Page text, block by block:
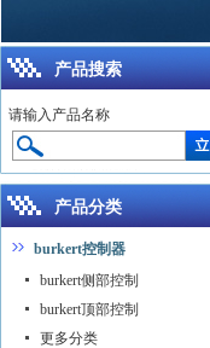
产品搜索
请输入产品名称
产品分类
burkert控制器
burkert侧部控制
burkert顶部控制
更多分类